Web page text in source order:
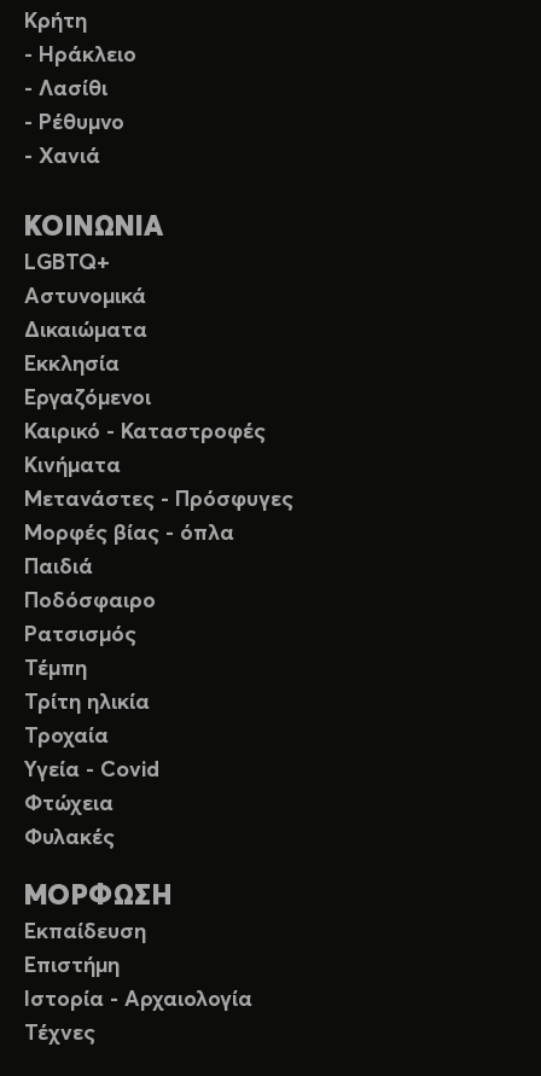
Κρήτη
- Ηράκλειο
- Λασίθι
- Ρέθυμνο
- Χανιά
ΚΟΙΝΩΝΙΑ
LGBTQ+
Αστυνομικά
Δικαιώματα
Εκκλησία
Εργαζόμενοι
Καιρικό - Καταστροφές
Κινήματα
Μετανάστες - Πρόσφυγες
Μορφές βίας - όπλα
Παιδιά
Ποδόσφαιρο
Ρατσισμός
Τέμπη
Τρίτη ηλικία
Τροχαία
Υγεία - Covid
Φτώχεια
Φυλακές
ΜΟΡΦΩΣΗ
Εκπαίδευση
Επιστήμη
Ιστορία - Αρχαιολογία
Τέχνες